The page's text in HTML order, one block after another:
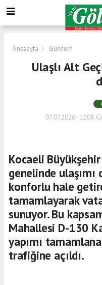
Anasayfa Gündem
Ulaşlı Alt
07.07.2026 - 12:08,
Kocaeli
genelinde ulaşımı
konforlu hale
tamamlayarak
sunuyor. Bu
Mahallesi D-130
yapımı
trafiğine açıldı.